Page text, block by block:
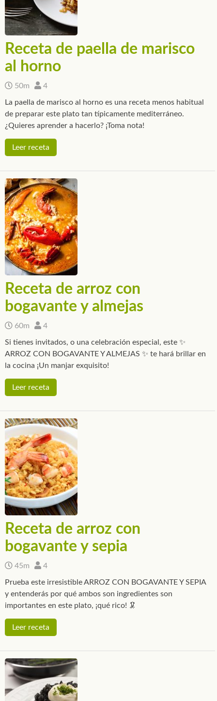
Receta de paella de marisco
al horno
50m 4
La paella de marisco al horno es una receta menos habitual
de preparar este plato tan típicamente mediterráneo.
¿Quieres aprender a hacerlo? ¡Toma nota!
Leer receta
Receta de arroz con
bogavante y almejas
60m 4
Si tienes invitados, o una celebración especial, este ✨
ARROZ CON BOGAVANTE Y ALMEJAS ✨ te hará brillar en
la cocina ¡Un manjar exquisito!
Leer receta
Receta de arroz con
bogavante y sepia
45m 4
Prueba este irresistible ARROZ CON BOGAVANTE Y SEPIA
y entenderás por qué ambos son ingredientes son
importantes en este plato, ¡qué rico! 🦑
Leer receta